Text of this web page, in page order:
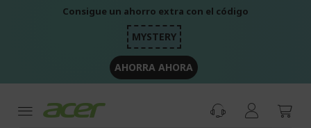
Consigue un ahorro extra con el código
MYSTERY
AHORRA AHORA